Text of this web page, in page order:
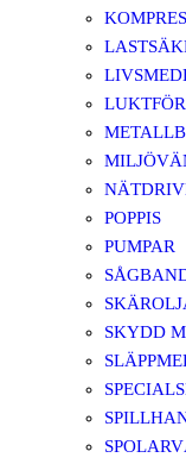
POPPIS
PUMPAR
SKYDD